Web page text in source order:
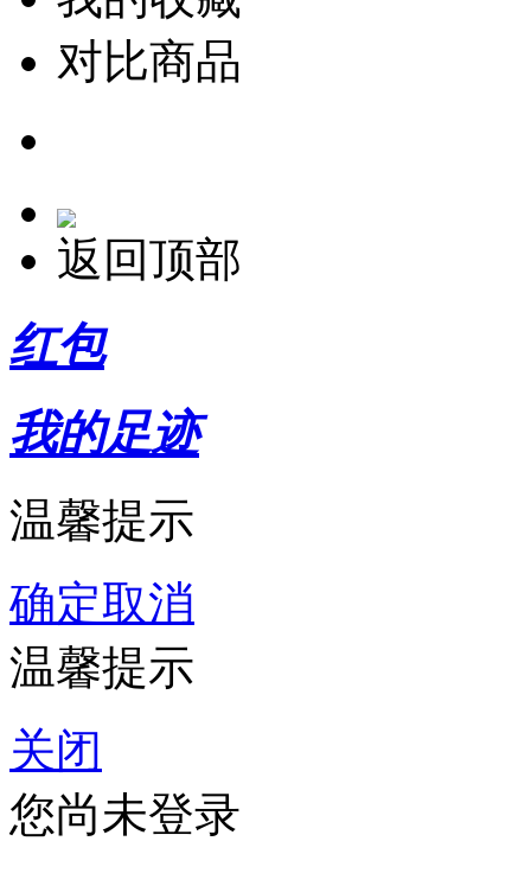
对比商品
返回顶部
红包
我的足迹
温馨提示
确定取消
温馨提示
关闭
您尚未登录